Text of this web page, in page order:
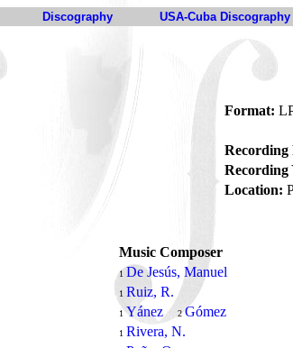
Discography USA-Cuba Discography
Format:
Recording
Recording
Location:
Music Composer
1 De Jesús, Manuel
1 Ruiz, R.
1Yánez 2Gómez
1 Rivera, N.